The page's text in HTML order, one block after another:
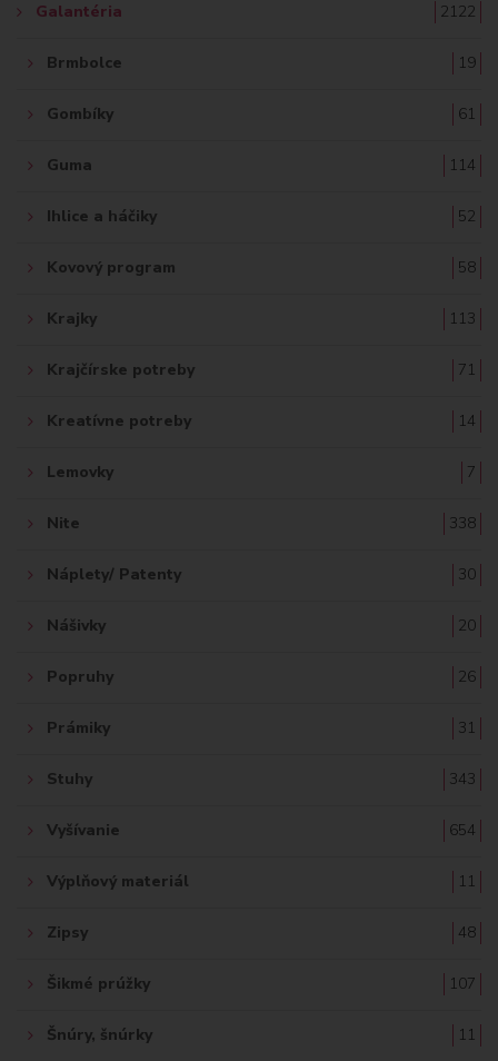
Galantéria 2122
Brmbolce 19
Gombíky 61
Guma 114
Ihlice a háčiky 52
Kovový program 58
Krajky 113
Krajčírske potreby 71
Kreatívne potreby 14
Lemovky 7
Nite 338
Náplety/ Patenty 30
Nášivky 20
Popruhy 26
Prámiky 31
Stuhy 343
Vyšívanie 654
Výplňový materiál 11
Zipsy 48
Šikmé prúžky 107
Šnúry, šnúrky 11